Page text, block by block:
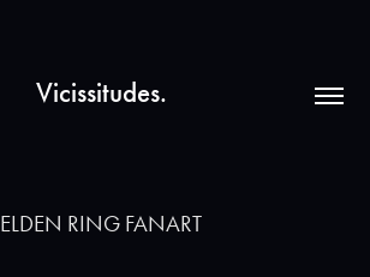
Vicissitudes.
ELDEN RING FANART